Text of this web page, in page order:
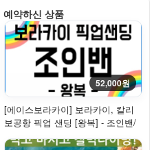
약하신 상품
52,000원
[에이스보라카이] 보라카이, 칼리
보공항 픽업 샌딩 [왕복] - 조인밴/
합승밴 / ...